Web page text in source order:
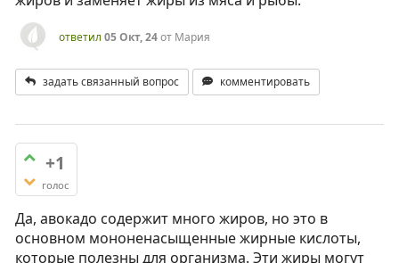
ответил 05 Окт, 24от Мария
задать связанный вопрос комментировать
+1
голос
Да, авокадо содержит много жиров, но это в
основном мононенасыщенные жирные кислоты,
которые полезны для организма. Эти жиры могут